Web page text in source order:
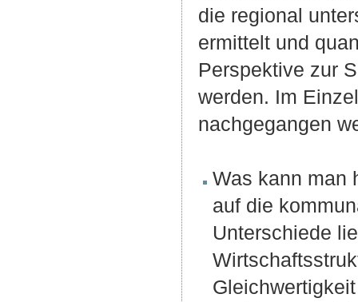
die regional
ermittelt und
Perspektive zur
werden. Im
nachgegangen
Was kann man
auf die
Unterschiede